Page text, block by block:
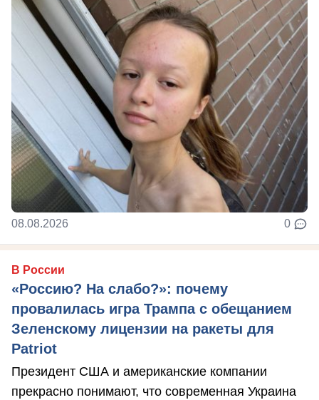
08.08.2026 0
В России
«Россию? На слабо?»: почему
провалилась игра Трампа с обещанием
Зеленскому лицензии на ракеты для
Patriot
Президент США и американские компании
прекрасно понимают, что современная Украина